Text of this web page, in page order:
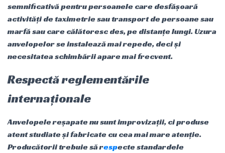
semnificativă pentru persoanele care desfășoară
activități de taximetrie sau transport de persoane sau
marfă sau care călătoresc des, pe distanțe lungi. Uzura
anvelopelor se instalează mai repede, deci și
necesitatea schimbării apare mai frecvent.
Respectă reglementările
internaționale
Anvelopele reșapate nu sunt improvizații, ci produse
atent studiate și fabricate cu cea mai mare atenție.
Producătorii trebuie să respecte standardele